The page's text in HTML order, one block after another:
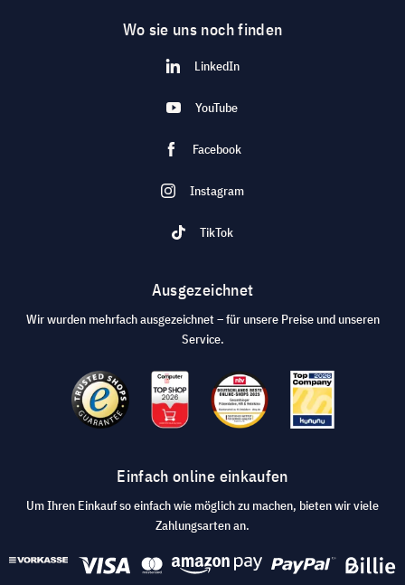
Wo sie uns noch finden
LinkedIn
YouTube
Facebook
Instagram
TikTok
Ausgezeichnet
Wir wurden mehrfach ausgezeichnet – für unsere Preise und unseren
Service.
Einfach online einkaufen
Um Ihren Einkauf so einfach wie möglich zu machen, bieten wir viele
Zahlungsarten an.